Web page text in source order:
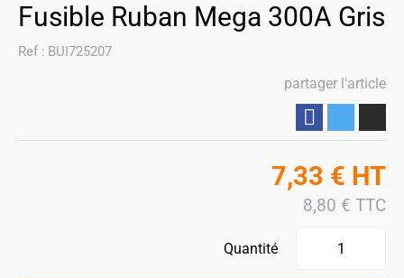
Fusible Ruban Mega 300A Gris
Ref : BUI725207
partager l'article
7,33 € HT
8,80 € TTC
Quantité